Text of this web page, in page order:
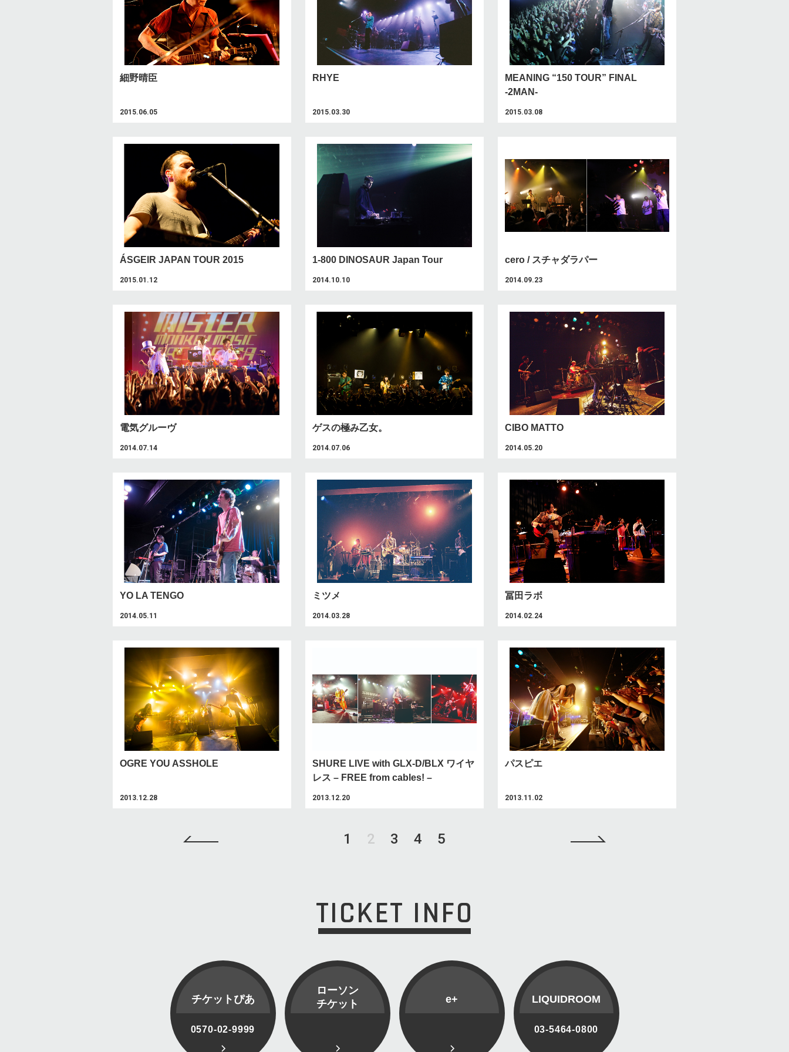
細野晴臣
2015.06.05
RHYE
2015.03.30
MEANING “150 TOUR” FINAL
-2MAN-
2015.03.08
ÁSGEIR JAPAN TOUR 2015
2015.01.12
1-800 DINOSAUR Japan Tour
2014.10.10
cero / スチャダラパー
2014.09.23
電気グルーヴ
2014.07.14
ゲスの極み乙女。
2014.07.06
CIBO MATTO
2014.05.20
YO LA TENGO
2014.05.11
ミツメ
2014.03.28
冨田ラボ
2014.02.24
OGRE YOU ASSHOLE
2013.12.28
SHURE LIVE with GLX-D/BLX ワイヤ
レス – FREE from cables! –
2013.12.20
パスピエ
2013.11.02
1 2 3 4 5
TICKET INFO
チケットぴあ
0570-02-9999
ローソン
チケット
e+ LIQUIDROOM
03-5464-0800